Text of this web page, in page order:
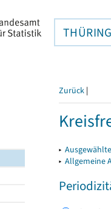
Zurück |
▸
▸ Allgemeine